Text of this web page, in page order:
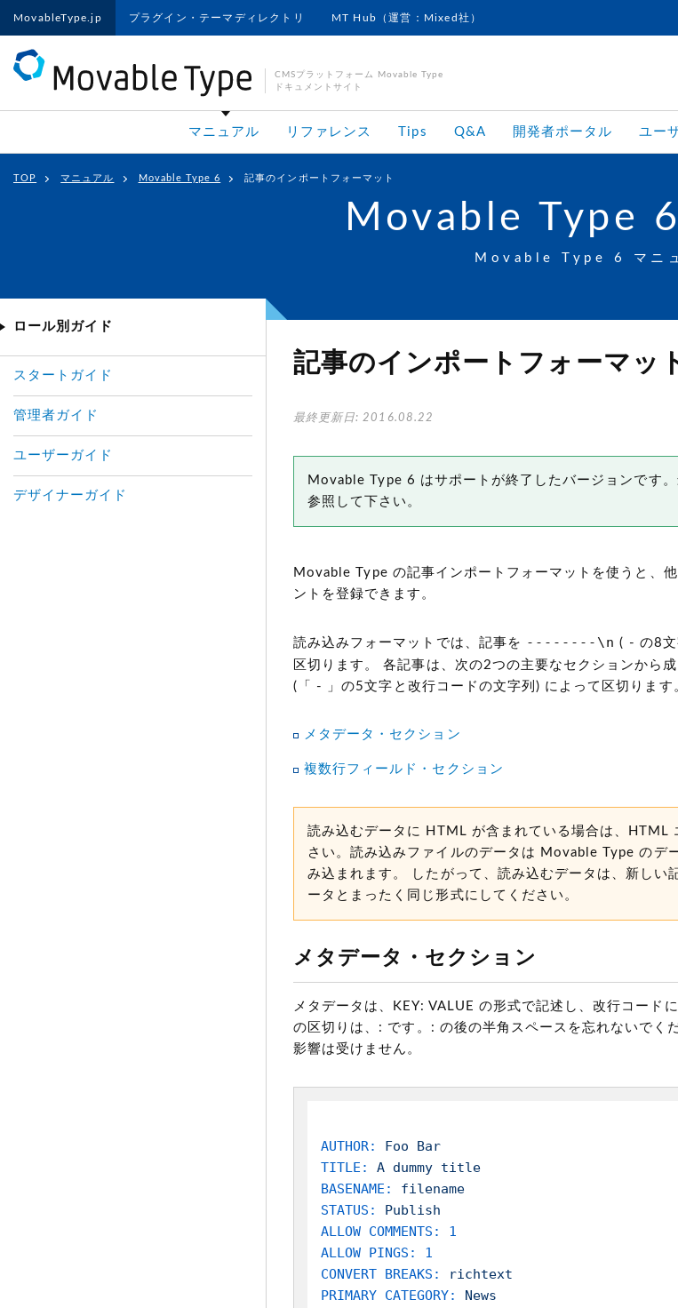
MovableType.jp プラグイン・テーマディレクトリ MT Hub（運営：Mixed社）
CMSプラットフォーム Movable Type
ドキュメントサイト
マニュアル リファレンス Tips Q&A 開発者ポータル ユー
TOP マニュアル Movable Type 6 記事のインポートフォーマット
Movable Type
Movable Type 6 マニ
記事のインポートフォーマッ
最終更新日: 2016.08.22
Movable Type 6 はサポートが終了したバージョンです
参照して下さい。
Movable Type の記事インポートフォーマットを使うと、
ントを登録できます。
読み込みフォーマットでは、記事を --------\n ( - の8文
区切ります。 各記事は、次の2つの主要なセクションから
(「 - 」の5文字と改行コードの文字列) によって区切ります
メタデータ・セクション
複数行フィールド・セクション
読み込むデータに HTML が含まれている場合は、HTML
さい。読み込みファイルのデータは Movable Type のデ
み込まれます。 したがって、読み込むデータは、新しい
ータとまったく同じ形式にしてください。
メタデータ・セクション
メタデータは、KEY: VALUE の形式で記述し、改行コード
の区切りは、: です。: の後の半角スペースを忘れないでく
影響は受けません。
AUTHOR: Foo
Bar
TITLE:
A dummy title
BASENAME:
filename
STATUS:
Publish
ALLOW COMMENTS:
1
ALLOW PINGS:
1
CONVERT BREAKS:
richtext
PRIMARY CATEGORY:
News
ロール別ガイド
スタートガイド
管理者ガイド
ユーザーガイド
デザイナーガイド